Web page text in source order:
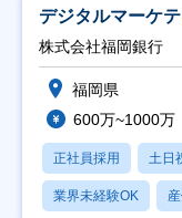
デジタルマーケ
株式会社福岡銀行
福岡県
600万~1000万
正社員採用 土日
業界未経験OK